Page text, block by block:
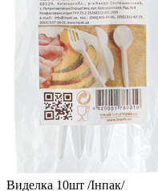
Виделка 10шт /Інпак/